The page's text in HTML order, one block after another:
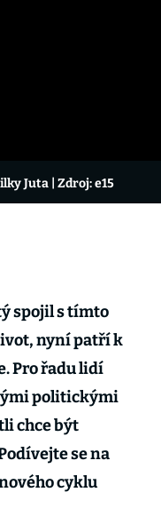
Juta | Zdroj: e15
spojil s tímto
nyní patří k
Pro řadu lidí
politickými
chce být
se na
cyklu